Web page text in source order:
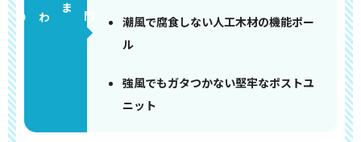
門まわり
潮風で腐食しない人工木材の機能ポー
ル
強風でもガタつかない堅牢なポストユ
ニット